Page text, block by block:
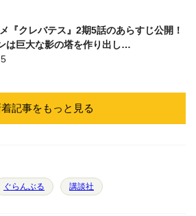
『クレバテス』2期5話のあらすじ公開！
は巨大な影の塔を作り出し…
記事をもっと見る
ぐらんぶる 講談社